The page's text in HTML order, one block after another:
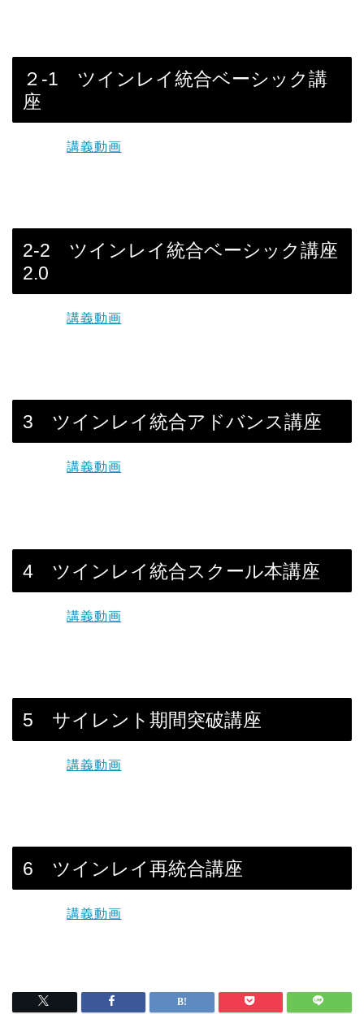
２-1 ツインレイ統合ベーシック講
座
講義動画
2-2 ツインレイ統合ベーシック講座
2.0
講義動画
3 ツインレイ統合アドバンス講座
講義動画
4 ツインレイ統合スクール本講座
講義動画
5 サイレント期間突破講座
講義動画
6 ツインレイ再統合講座
講義動画